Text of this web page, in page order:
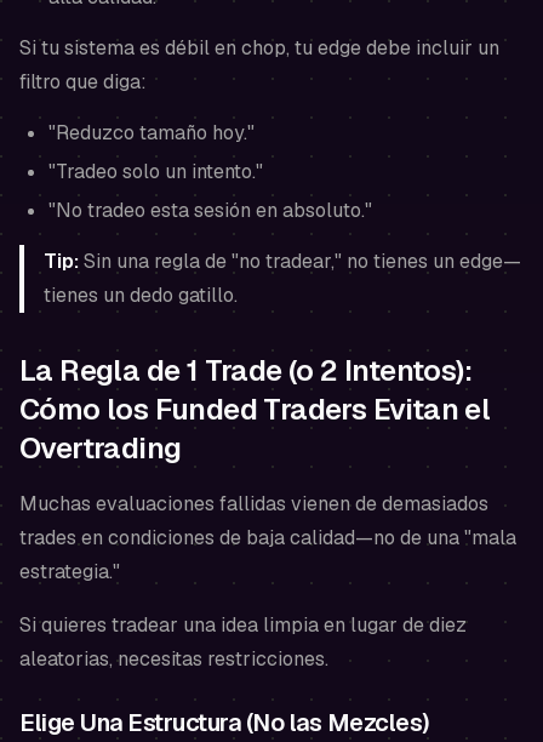
Si tu sistema es débil en chop, tu edge debe incluir un
filtro que diga:
"Reduzco tamaño hoy."
"Tradeo solo un intento."
"No tradeo esta sesión en absoluto."
Tip:Sin una regla de "no tradear," no tienes un edge—
tienes un dedo gatillo.
La Regla de 1 Trade (o 2 Intentos):
Cómo los Funded Traders Evitan el
Overtrading
Muchas evaluaciones fallidas vienen dedemasiados
tradesen condiciones de baja calidad—no de una "mala
estrategia."
Si quieres tradear una idea limpia en lugar de diez
aleatorias, necesitas restricciones.
Elige Una Estructura (No las Mezcles)